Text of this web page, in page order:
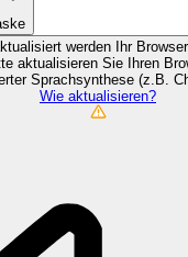
werden
Ihr
aktualisieren Sie Ihren
Sprachsynthese (z.B.
Wie aktualisieren?